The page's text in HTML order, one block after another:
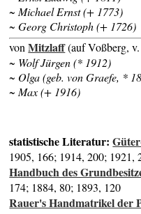
~ Michael Ernst (+ 1773)
~ Georg Christoph (+ 1726)
vonMitzlaff(auf Voßberg,
~ Wolf Jürgen (* 1912)
~ Olga (geb. von Graefe, *
~ Max (+ 1916)
statistische Literatur:
1905, 166; 1914, 200; 1921,
Handbuch des
174; 1884, 80; 1893, 120
Rauer's Handmatrikel der